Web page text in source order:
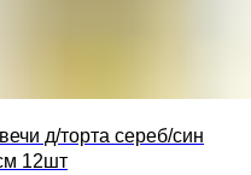
д/торта сереб/син
12шт